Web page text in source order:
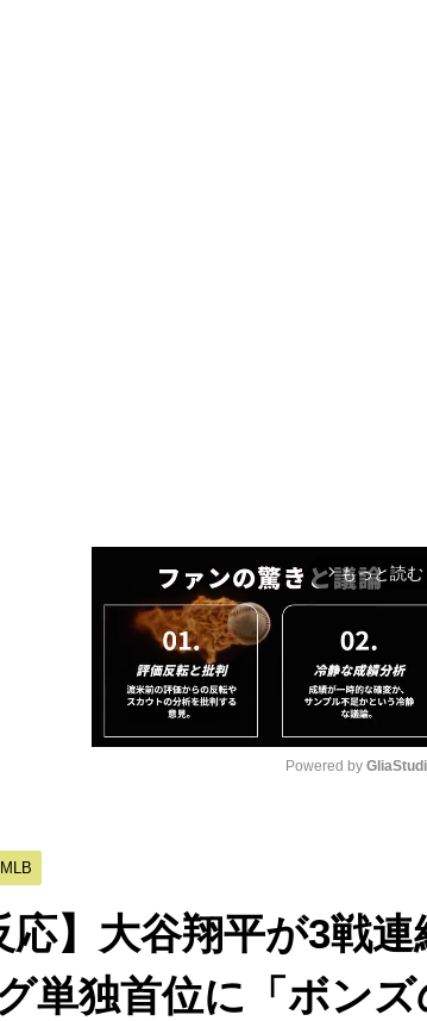
arrow_forward_ios もっと読む
e
Powered by
MLB
応】大谷翔平が3戦
単独首位に「ボン